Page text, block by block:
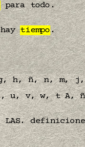
para todo.
haytiempo.
h, ñ, n, m,
v, w, t A, ñ,
LAS.